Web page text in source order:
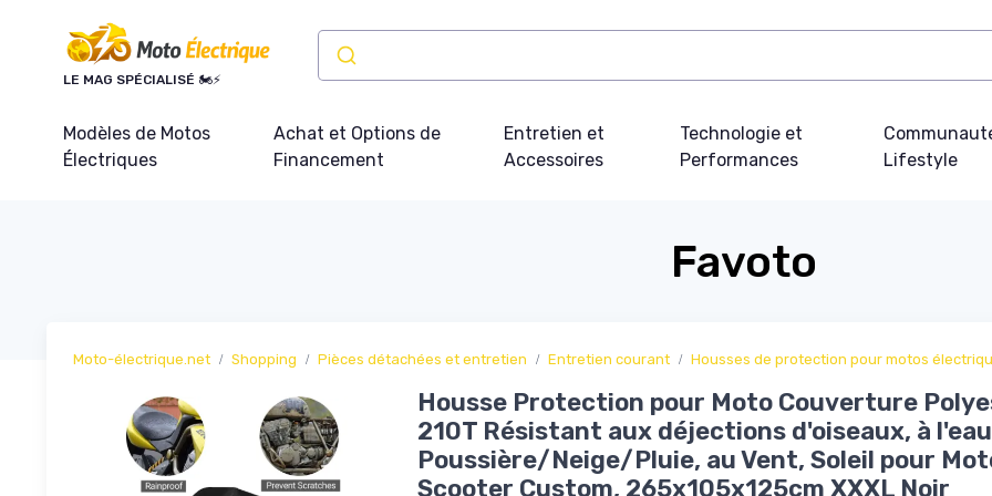
LE MAG SPÉCIALISÉ 🏍️⚡
Modèles de Motos
Électriques
Achat et Options de
Financement
Entretien et
Accessoires
Technologie et
Performances
Lifestyle
Favoto
Moto-électrique.net Shopping Pièces détachées et entretien Entretien courant Housses de protection pour motos
Housse Protection pour Moto Couverture
210T Résistant aux déjections d'oiseaux, à
Poussière/Neige/Pluie, au Vent, Soleil pour
Scooter Custom, 265x105x125cm XXXL Noir